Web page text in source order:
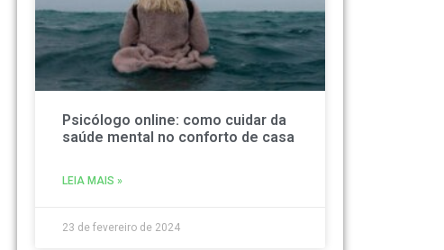
Psicólogo online: como cuidar da
saúde mental no conforto de casa
LEIA MAIS »
23 de fevereiro de 2024